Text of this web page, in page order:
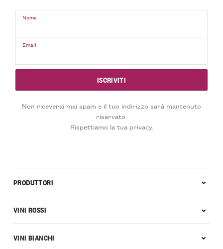
Nome
Email
Non riceverai mai spam e il tuo indirizzo sarà mantenuto
riservato.
Rispettiamo la tua privacy.
PRODUTTORI
VINI ROSSI
VINI BIANCHI